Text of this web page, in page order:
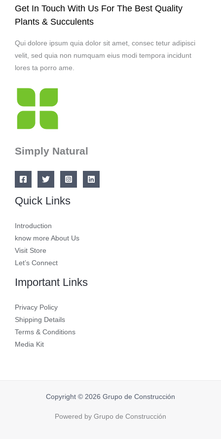
Get In Touch With Us For The Best Quality
Plants & Succulents
Qui dolore ipsum quia dolor sit amet, consec tetur adipisci
velit, sed quia non numquam eius modi tempora incidunt
lores ta porro ame.
Simply Natural
Quick Links
Introduction
know more About Us
Visit Store
Let’s Connect
Important Links
Privacy Policy
Shipping Details
Terms & Conditions
Media Kit
Copyright © 2026 Grupo de Construcción
Powered by Grupo de Construcción